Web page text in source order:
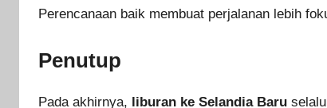
Perencanaan baik membuat perjalanan lebih
Penutup
Pada akhirnya, liburan ke Selandia Baru